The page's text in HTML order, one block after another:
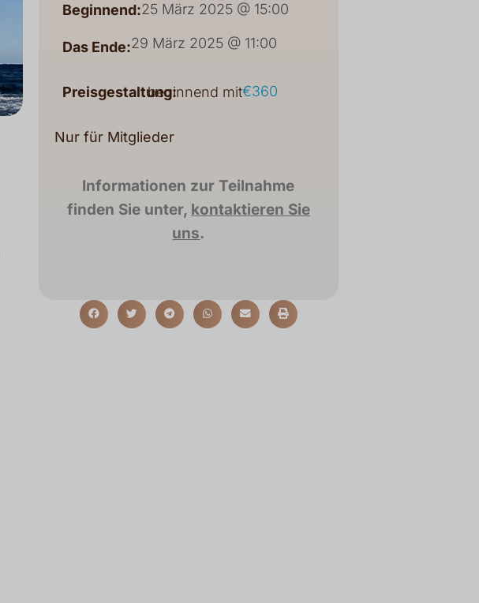
Beginnend:25 März 2025 @ 15:00
Das Ende:29 März 2025 @ 11:00
Preisgestaltung:beginnend mit€360
Nur für Mitglieder
Informationen zur Teilnahme
finden Sie unter, kontaktieren Sie
uns.